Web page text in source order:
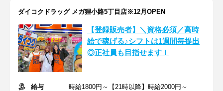
ダイコクドラッグ メガ狸小路5丁目店※12月OPEN
【登録販売者】＼資格必須／高時
給で稼げる♪シフトは1週間毎提出
◎正社員も目指せます！
給与
時給1800円～【21時以降】時給2000円～